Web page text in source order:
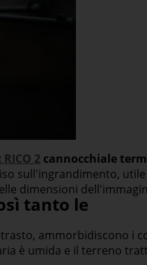
2 cannocchiale
sull'ingrandimento, utile
dimensioni
tanto le
ammorbidiscono i
è umida e il terreno